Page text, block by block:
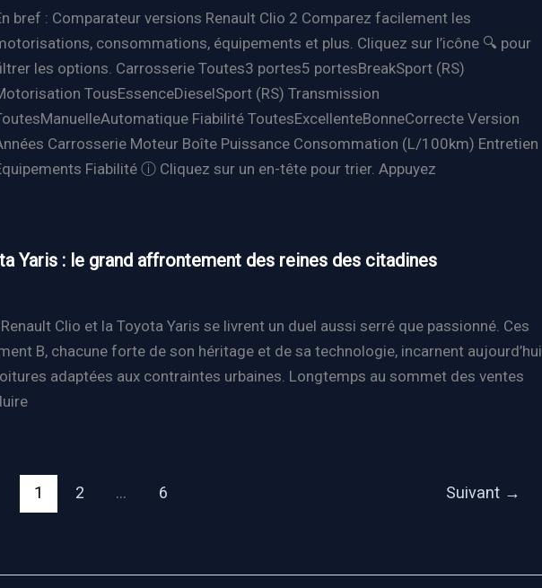
bref : Comparateur versions Renault Clio 2 Comparez facilement les
consommations, équipements et plus. Cliquez sur l’icône 🔍 pour
les options. Carrosserie Toutes3 portes5 portesBreakSport (RS)
TousEssenceDieselSport (RS) Transmission
Fiabilité ToutesExcellenteBonneCorrecte Version
Carrosserie Moteur Boîte Puissance Consommation (L/100km) Entretien
Fiabilité ⓘ Cliquez sur un en-tête pour trier. Appuyez
Yaris : le grand affrontement des reines des citadines
Clio et la Toyota Yaris se livrent un duel aussi serré que passionné. Ces
B, chacune forte de son héritage et de sa technologie, incarnent aujourd’hui
adaptées aux contraintes urbaines. Longtemps au sommet des ventes
1 2 … 6 Suivant →